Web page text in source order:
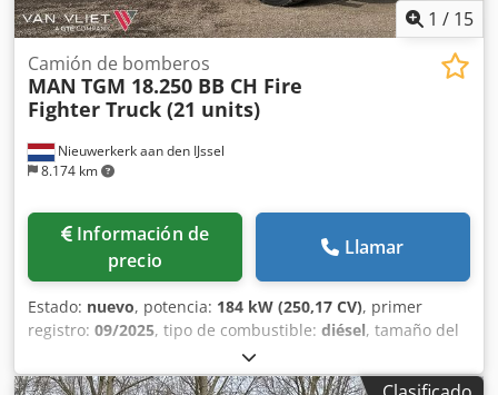
1 / 15
Nieuwerkerk aan den IJssel
8.174 km
Camión de bomberos
MAN TGM 18.250 BB CH Fire
Fighter Truck (21 units)
Información de
precio
Llamar
Estado: nuevo, potencia: 184 kW (250,17 CV), primer
registro: 09/2025, tipo de combustible: diésel, tamaño del
, configuración de ejes:
entre ejes:4.500 mm, combustible:diésel, capacidad del